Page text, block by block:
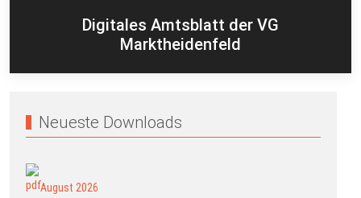
Digitales Amtsblatt der VG
Marktheidenfeld
Neueste Downloads
August 2026